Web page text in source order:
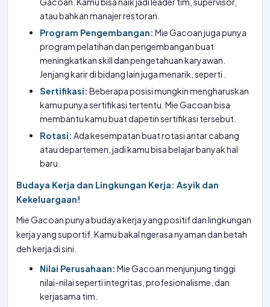
atau bahkan manajer restoran.
Program Pengembangan: Mie Gacoan juga punya
program pelatihan dan pengembangan buat
meningkatkan skill dan pengetahuan karyawan.
Jenjang karir di bidang lain juga menarik, seperti
Sertifikasi: Beberapa posisi mungkin mengharuskan
kamu punya sertifikasi tertentu. Mie Gacoan bisa
membantu kamu buat dapetin sertifikasi tersebut.
Rotasi: Ada kesempatan buat rotasi antar cabang
atau departemen, jadi kamu bisa belajar banyak hal
baru.
Budaya Kerja dan Lingkungan Kerja: Asyik dan
Kekeluargaan!
Mie Gacoan punya budaya kerja yang positif dan lingkungan
kerja yang suportif. Kamu bakal ngerasa nyaman dan betah
deh kerja di sini.
Nilai Perusahaan: Mie Gacoan menjunjung tinggi
nilai-nilai seperti integritas, profesionalisme, dan
kerjasama tim.